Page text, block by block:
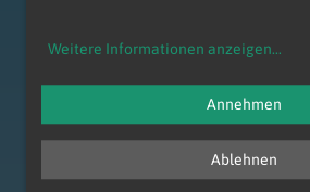
zum Anfang der Seite
Weitere Informationen anzeigen...
Ablehnen
Annehmen